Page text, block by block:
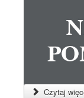
Czytaj